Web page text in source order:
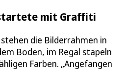
mit Graffiti
die Bilderrahmen in
Boden, im Regal stapeln
Farben. „Angefangen